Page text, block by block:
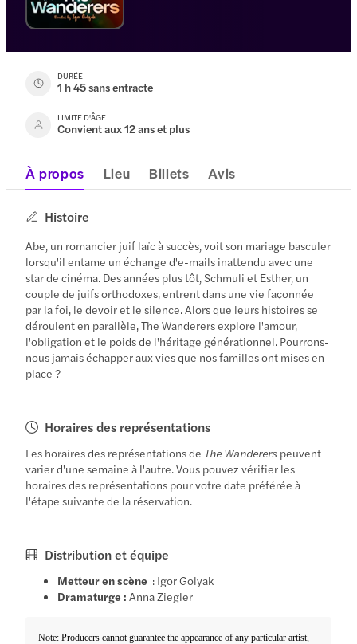
DURÉE
1 h 45 sans entracte
LIMITE D'ÂGE
Convient aux 12 ans et plus
À propos Lieu Billets Avis
Histoire
Abe, un romancier juif laïc à succès, voit son mariage basculer
lorsqu'il entame un échange d'e-mails inattendu avec une
star de cinéma. Des années plus tôt, Schmuli et Esther, un
couple de juifs orthodoxes, entrent dans une vie façonnée
par la foi, le devoir et le silence. Alors que leurs histoires se
déroulent en parallèle, The Wanderers explore l'amour,
l'obligation et le poids de l'héritage générationnel. Pourrons-
nous jamais échapper aux vies que nos familles ont mises en
place ?
Horaires des représentations
Les horaires des représentations de The Wanderers peuvent
varier d'une semaine à l'autre. Vous pouvez vérifier les
horaires des représentations pour votre date préférée à
l'étape suivante de la réservation.
Distribution et équipe
Metteur en scène : Igor Golyak
Dramaturge : Anna Ziegler
Note: Producers cannot guarantee the appearance of any particular artist,